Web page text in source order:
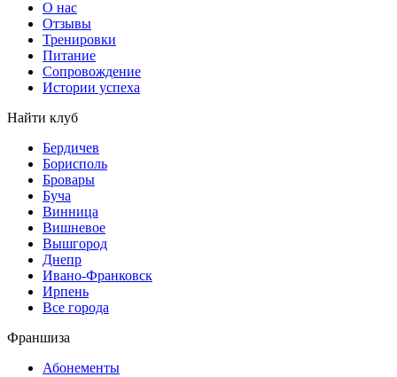
О нас
Отзывы
Тренировки
Питание
Сопровождение
Истории успеха
Найти клуб
Бердичев
Борисполь
Бровары
Буча
Винница
Вишневое
Вышгород
Днепр
Ивано-Франковск
Ирпень
Все города
Франшиза
Абонементы